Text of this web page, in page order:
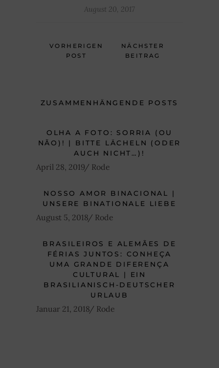
August 20, 2017
VORHERIGEN
POST
NÄCHSTER
BEITRAG
ZUSAMMENHÄNGENDE POSTS
OLHA A FOTO: SORRIA (OU
NÃO)! | BITTE LÄCHELN (ODER
AUCH NICHT…)!
April 28, 2019 Rode
NOSSO AMOR BINACIONAL |
UNSERE BINATIONALE LIEBE
August 5, 2018 Rode
BRASILEIROS E ALEMÃES DE
FÉRIAS JUNTOS: CONHEÇA
UMA GRANDE DIFERENÇA
CULTURAL | EIN
BRASILIANISCH-DEUTSCHER
URLAUB
Januar 21, 2018 Rode